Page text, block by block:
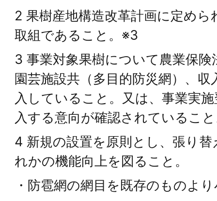
2 果樹産地構造改革計画に定め
取組であること。※3
3 事業対象果樹について農業保
園芸施設共（多目的防災網）、
入していること。又は、事業実
入する意向が確認されているこ
4 新規の設置を原則とし、張り
れかの機能向上を図ること。
・防雹網の網目を既存のものよ